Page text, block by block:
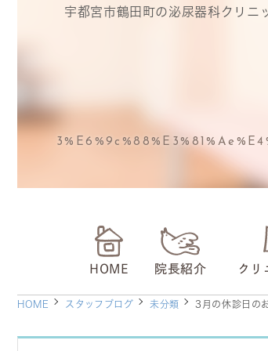
宇都宮市鶴田町の泌尿器科クリニ
HOME 院長紹介 クリ
HOME スタッフブログ 未分類 3月の休診日の